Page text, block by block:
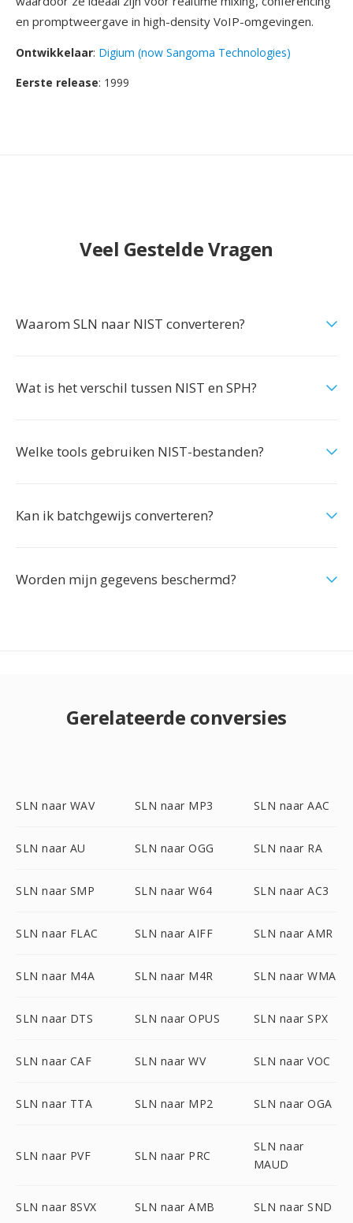
en promptweergave in high-density VoIP-omgevingen.
Ontwikkelaar: Digium (now Sangoma Technologies)
Eerste release: 1999
Veel Gestelde Vragen
Waarom SLN naar NIST converteren?
Wat is het verschil tussen NIST en SPH?
Welke tools gebruiken NIST-bestanden?
Kan ik batchgewijs converteren?
Worden mijn gegevens beschermd?
Gerelateerde conversies
SLN naar WAV SLN naar MP3 SLN naar AAC
SLN naar AU SLN naar OGG SLN naar RA
SLN naar SMP SLN naar W64 SLN naar AC3
SLN naar FLAC SLN naar AIFF SLN naar AMR
SLN naar M4A SLN naar M4R SLN naar WMA
SLN naar DTS SLN naar OPUS SLN naar SPX
SLN naar CAF SLN naar WV SLN naar VOC
SLN naar TTA SLN naar MP2 SLN naar OGA
SLN naar PVF SLN naar PRC
SLN naar
MAUD
SLN naar 8SVX SLN naar AMB SLN naar SND